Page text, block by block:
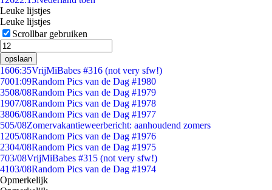
Leuke lijstjes
Leuke lijstjes
Scrollbar gebruiken
opslaan
1606:35VrijMiBabes #316 (not very sfw!)
7001:09Random Pics van de Dag #1980
3508/08Random Pics van de Dag #1979
1907/08Random Pics van de Dag #1978
3806/08Random Pics van de Dag #1977
505/08Zomervakantieweerbericht: aanhoudend zomers
1205/08Random Pics van de Dag #1976
2304/08Random Pics van de Dag #1975
703/08VrijMiBabes #315 (not very sfw!)
4103/08Random Pics van de Dag #1974
Opmerkelijk